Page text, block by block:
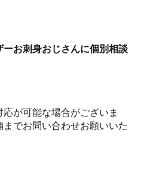
ーお刺身おじさんに個別相談
が可能な場合がございま
でお問い合わせお願いいた